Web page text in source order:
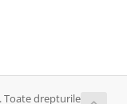
Toate drepturile